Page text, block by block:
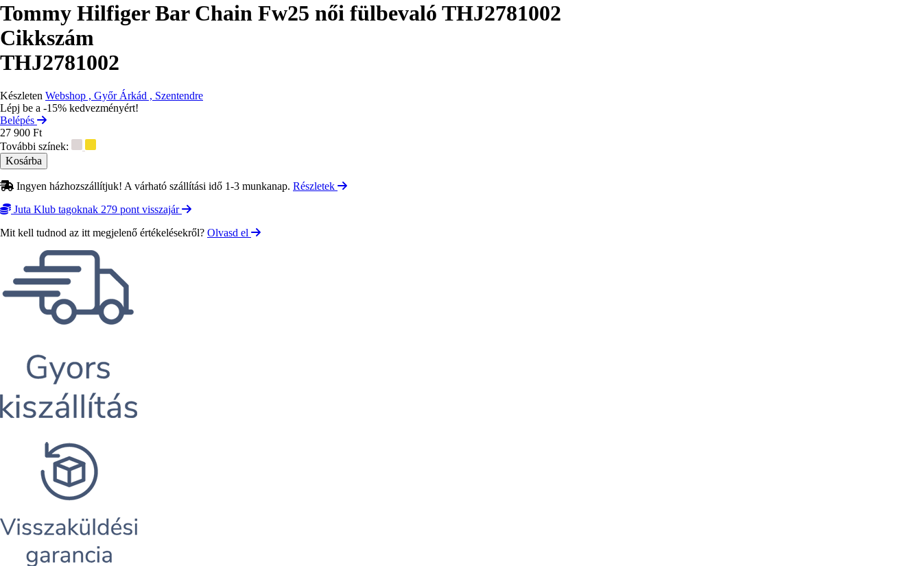
Tommy Hilfiger Bar Chain Fw25 női fülbevaló THJ2781002
Cikkszám
THJ2781002
Készleten Webshop , Győr Árkád , Szentendre
Lépj be a -15% kedvezményért!
Belépés
27 900 Ft
További színek:
Ingyen házhozszállítjuk! A várható szállítási idő 1-3 munkanap. Részletek
Juta Klub tagoknak 279 pont visszajár
Mit kell tudnod az itt megjelenő értékelésekről? Olvasd el